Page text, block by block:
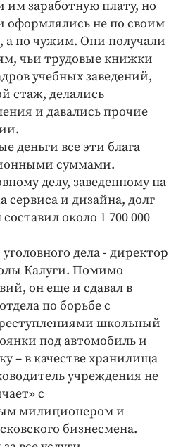
им заработную плату, но
оформлялись не по своим
по чужим. Они получали
чьи трудовые книжки
учебных заведений,
стаж, делались
и давались прочие
деньги все эти блага
суммами.
делу, заведенному на
сервиса и дизайна, долг
около 1 700 000
дела - директор
Калуги. Помимо
он еще и сдавал в
по борьбе с
школьный
под автомобиль и
– в качестве хранилища
учреждения не
с
милиционером и
бизнесмена.